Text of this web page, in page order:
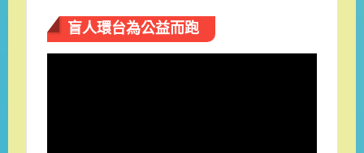
盲人環台​為公益而跑